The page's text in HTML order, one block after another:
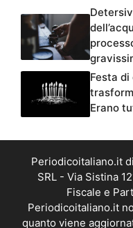
Festa di
Erano
Periodicoitaliano.it
SRL - Via Sistina
Fiscale e
Periodicoitaliano.it
quanto viene